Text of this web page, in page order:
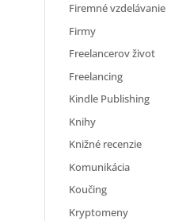
Firemné vzdelávanie
Firmy
Freelancerov život
Freelancing
Kindle Publishing
Knihy
Knižné recenzie
Komunikácia
Koučing
Kryptomeny